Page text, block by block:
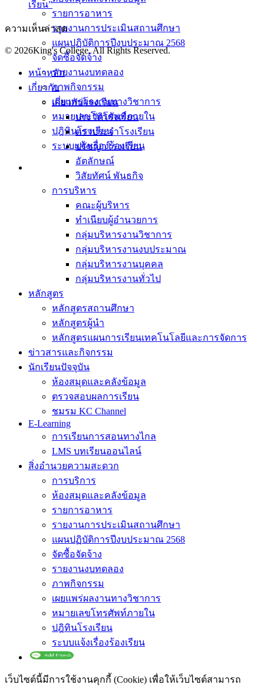
รายการอาหาร
รายงานการประเมินสถานศึกษา
แผนปฏิบัติการปีงบประมาณ 2568
จัดซื้อจัดจ้าง
รายงานงบทดลอง
ภาพกิจกรรม
เผยแพร่ผลงานทางวิชาการ
หมายเลขโทรศัพท์ภายใน
ปฎิทินโรงเรียน
ระบบแจ้งเรื่องร้องเรียน
เรียน”
ความเห็นล่าสุด
© 2026King's College. All Rights Reserved.
หน้าหลัก
เกี่ยวกับ
เกี่ยวกับโรงเรียน
ประวัติโรงเรียน
ตราประจำโรงเรียน
ปรัชญาโรงเรียน
อัตลักษณ์
วิสัยทัศน์ พันธกิจ
การบริหาร
คณะผู้บริหาร
ทำเนียบผู้อำนวยการ
กลุ่มบริหารงานวิชาการ
กลุ่มบริหารงานงบประมาณ
กลุ่มบริหารงานบุคคล
กลุ่มบริหารงานทั่วไป
หลักสูตร
หลักสูตรสถานศึกษา
หลักสูตรผู้นำ
หลักสูตรแผนการเรียนเทคโนโลยีและการจัดการ
ข่าวสารและกิจกรรม
นักเรียนปัจจุบัน
ห้องสมุดและคลังข้อมูล
ตรวจสอบผลการเรียน
ชมรม KC Channel
E-Learning
การเรียนการสอนทางไกล
LMS บทเรียนออนไลน์
สิ่งอำนวยความสะดวก
การบริการ
ห้องสมุดและคลังข้อมูล
รายการอาหาร
รายงานการประเมินสถานศึกษา
แผนปฏิบัติการปีงบประมาณ 2568
จัดซื้อจัดจ้าง
รายงานงบทดลอง
ภาพกิจกรรม
เผยแพร่ผลงานทางวิชาการ
หมายเลขโทรศัพท์ภายใน
ปฎิทินโรงเรียน
ระบบแจ้งเรื่องร้องเรียน
เว็บไซต์นี้มีการใช้งานคุกกี้ (Cookie) เพื่อให้เว็บไซต์สามารถ